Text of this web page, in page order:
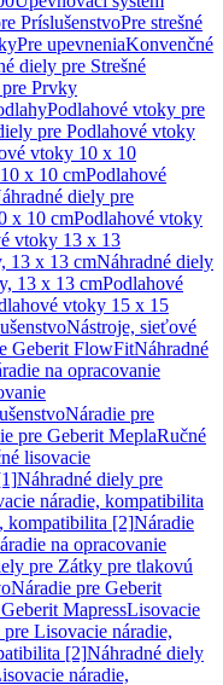
PríslušenstvoPre strešné
Pre upevneniaKonvenčné
diely pre Strešné
Prvky
Podlahové vtoky pre
pre Podlahové vtoky
vtoky 10 x 10
x 10 cmPodlahové
diely pre
x 10 cmPodlahové vtoky
vtoky 13 x 13
13 x 13 cmNáhradné diely
13 x 13 cmPodlahové
vtoky 15 x 15
Nástroje, sieťové
Geberit FlowFitNáhradné
na opracovanie
Náradie pre
pre Geberit MeplaRučné
lisovacie
Náhradné diely pre
náradie, kompatibilita
kompatibilita [2]Náradie
na opracovanie
pre Zátky pre tlakovú
Náradie pre Geberit
MapressLisovacie
Lisovacie náradie,
[2]Náhradné diely
náradie,